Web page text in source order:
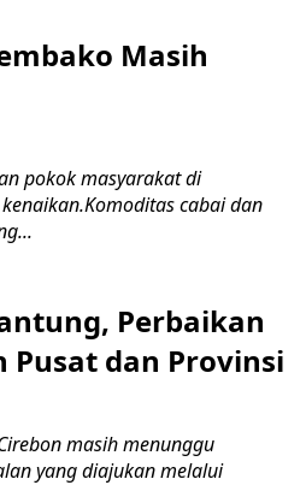
Masih
pokok masyarakat di
cabai dan
Perbaikan
Pusat dan Provinsi
masih menunggu
yang diajukan melalui